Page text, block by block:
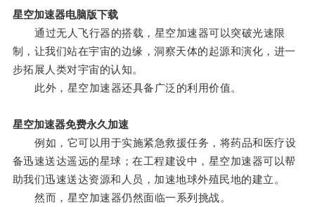
星空加速器电脑版下载
通过无人飞行器的搭载，星空加速器可以突破光速限
制，让我们站在宇宙的边缘，洞察天体的起源和演化，进一
步拓展人类对宇宙的认知。
此外，星空加速器还具备广泛的利用价值。
星空加速器免费永久加速
例如，它可以用于实施紧急救援任务，将药品和医疗设
备迅速送达遥远的星球；在工程建设中，星空加速器可以帮
助我们迅速送达资源和人员，加速地球外殖民地的建立。
然而，星空加速器仍然面临一系列挑战。